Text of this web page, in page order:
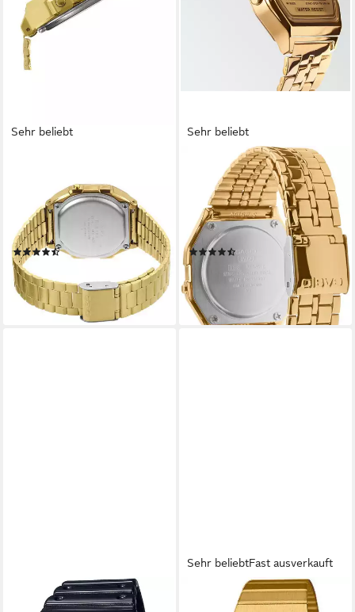
Sehr beliebt
Quarzuhr, Armbanduhr,
Damenuhr, Herrenuhr,
Digitaluhr,Edelstahlarmband
(1146)
59,90 €
lieferbar - in 1-2 Werktagen bei dir
+8
Sehr beliebt
CASIO VINTAGE
Chronograph A158WETG-
9AEF, Quarzuhr, Armbanduhr,
Damenuhr, Herrenuhr,
Digitaluhr,Edelstahlarmband
(134)
56,76 €
lieferbar - in 1-2 Werktagen bei dir
+4
Sehr beliebtFast ausverkauft
CASIO VINTAGE